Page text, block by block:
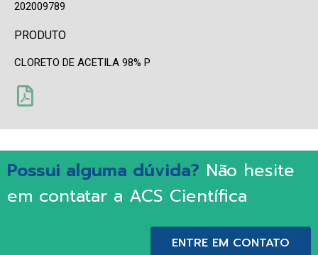
202009789
PRODUTO
CLORETO DE ACETILA 98% P
Possui alguma dúvida? Não hesite
em contatar a ACS Científica
ENTRE EM CONTATO